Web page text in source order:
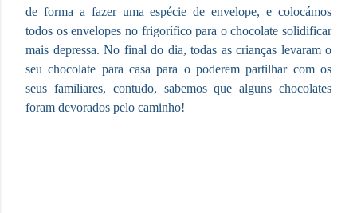
de forma a fazer uma espécie de envelope, e colocámos
todos os envelopes no frigorífico para o chocolate solidificar
mais depressa. No final do dia, todas as crianças levaram o
seu chocolate para casa para o poderem partilhar com os
seus familiares, contudo, sabemos que alguns chocolates
foram devorados pelo caminho!